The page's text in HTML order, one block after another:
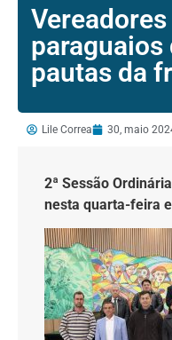
pautas da
Lile Correa 30, maio
2ª Sessão
nesta quarta-feira